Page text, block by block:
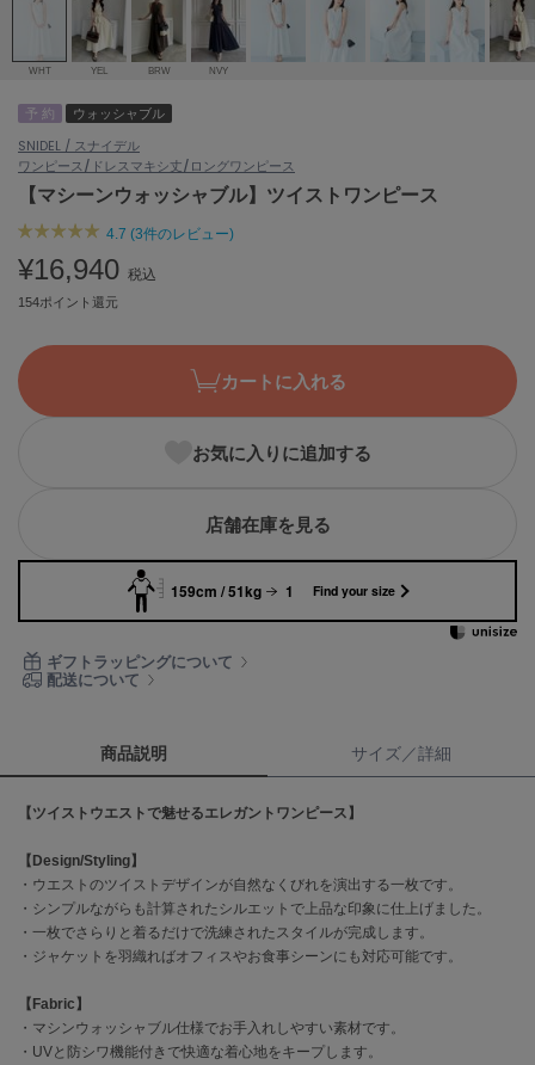
(124)
アニュアンス
ànuke
アンヌーク
ASICS
アシックス
Ballelite
バレリット
BANDOLIER
バンドリヤー
Barbour
カルバン・クライン
CELFORD
セルフォード
Clarks Premium
クラークス
CODE A
コードエー
COLE HAAN
コール ハーン
CONVERSE
コンバース
WHT YEL BRW NVY
予 約
ウォッシャブル
SNIDEL / スナイデル
ワンピース/ドレスマキシ丈/ロングワンピース
【マシーンウォッシャブル】ツイストワンピース
4.7 (3件のレビュー)
¥16,940 税込
154ポイント還元
カートに入れる
お気に入りに追加する
店舗在庫を見る
159cm / 51kg 1 Find your size
ギフトラッピングについて
配送について
商品説明 サイズ／詳細
【ツイストウエストで魅せるエレガントワンピース】
【Design/Styling】
・ウエストのツイストデザインが自然なくびれを演出する一枚です。
・シンプルながらも計算されたシルエットで上品な印象に仕上げました。
・一枚でさらりと着るだけで洗練されたスタイルが完成します。
・ジャケットを羽織ればオフィスやお食事シーンにも対応可能です。
【Fabric】
・マシンウォッシャブル仕様でお手入れしやすい素材です。
・UVと防シワ機能付きで快適な着心地をキープします。